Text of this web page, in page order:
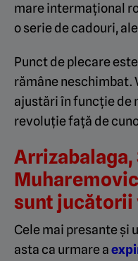
mare intermațional
o serie de cadouri,
Punct de plecare
rămâne neschimbat.
ajustări în funcție de
revoluție față de
Arrizabalaga,
sunt jucătorii
Cele mai presante și
asta ca urmare a